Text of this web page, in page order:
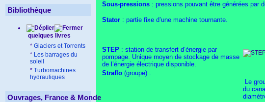
Bibliothèque
quelques livres
* Glaciers et Torrents
* Les barrages du
soleil
* Turbomachines
hydrauliques
Ouvrages, France & Monde
Sous-pressions : pressions pouvant être générées par
Stator : partie fixe d’une machine tournante.
STEP : station de transfert d’énergie par
pompage. Unique moyen de stockage de masse
de l’énergie électrique disponible.
Straflo (groupe) :
Le
du